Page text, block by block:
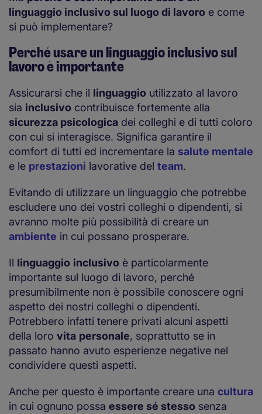
linguaggio inclusivo sul luogo di lavoro e come
si può implementare?
Perché usare un linguaggio inclusivo sul
lavoro è importante
Assicurarsi che il linguaggio utilizzato al lavoro
sia inclusivo contribuisce fortemente alla
sicurezza psicologica dei colleghi e di tutti coloro
con cui si interagisce. Significa garantire il
comfort di tutti ed incrementare la salute mentale
e le prestazioni lavorative del team.
Evitando di utilizzare un linguaggio che potrebbe
escludere uno dei vostri colleghi o dipendenti, si
avranno molte più possibilità di creare un
ambiente in cui possano prosperare.
Il linguaggio inclusivo è particolarmente
importante sul luogo di lavoro, perché
presumibilmente non è possibile conoscere ogni
aspetto dei nostri colleghi o dipendenti.
Potrebbero infatti tenere privati alcuni aspetti
della loro vita personale, soprattutto se in
passato hanno avuto esperienze negative nel
condividere questi aspetti.
Anche per questo è importante creare una cultura
in cui ognuno possa essere sé stesso senza